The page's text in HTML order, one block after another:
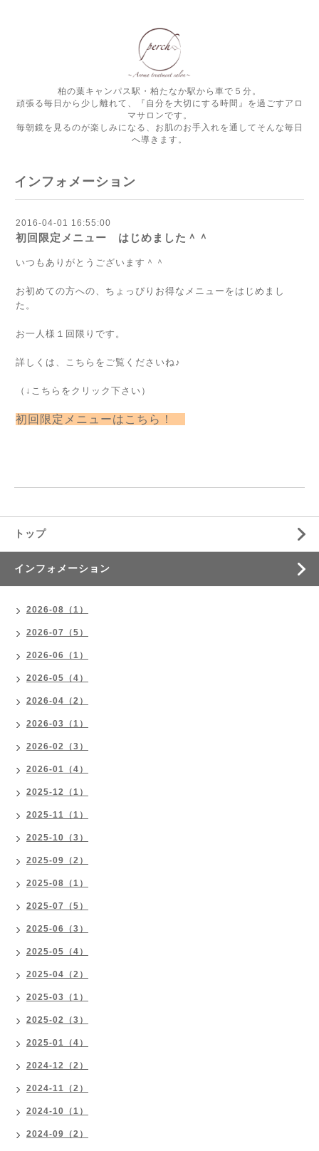
柏の葉キャンパス駅・柏たなか駅から車で５分。
頑張る毎日から少し離れて、『自分を大切にする時間』を過ごすアロ
マサロンです。
毎朝鏡を見るのが楽しみになる、お肌のお手入れを通してそんな毎日
へ導きます。
インフォメーション
2016-04-01 16:55:00
初回限定メニュー はじめました＾＾
いつもありがとうございます＾＾
お初めての方への、ちょっぴりお得なメニューをはじめまし
た。
お一人様１回限りです。
詳しくは、こちらをご覧くださいね♪
（↓こちらをクリック下さい）
初回限定メニューはこちら！
トップ
インフォメーション
2026-08（1）
2026-07（5）
2026-06（1）
2026-05（4）
2026-04（2）
2026-03（1）
2026-02（3）
2026-01（4）
2025-12（1）
2025-11（1）
2025-10（3）
2025-09（2）
2025-08（1）
2025-07（5）
2025-06（3）
2025-05（4）
2025-04（2）
2025-03（1）
2025-02（3）
2025-01（4）
2024-12（2）
2024-11（2）
2024-10（1）
2024-09（2）